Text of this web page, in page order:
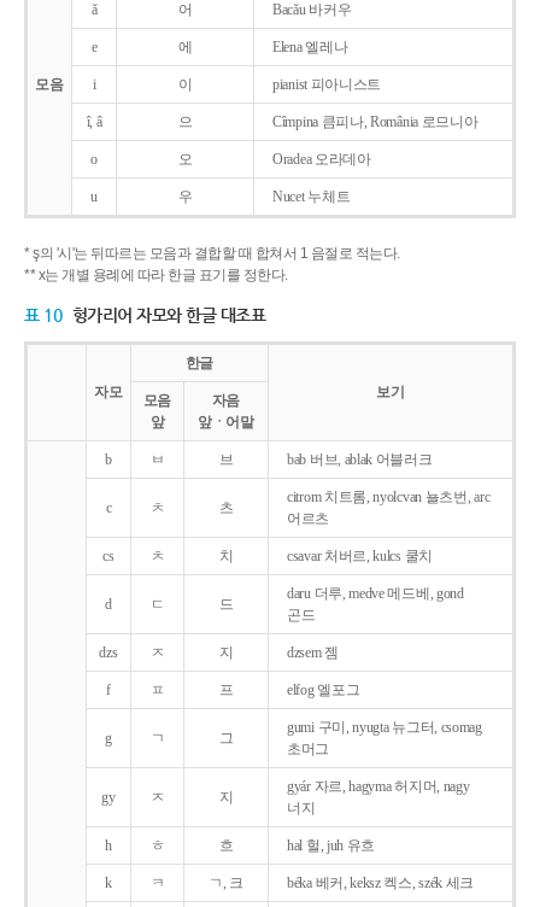
모음
ǎ 어 Bacǎu 바커우
e 에 Elena 엘레나
i 이 pianist 피아니스트
î, â 으 Cîmpina 큼피나, România 로므니아
o 오 Oradea 오라데아
u 우 Nucet 누체트
* ş의 '시'는 뒤따르는 모음과 결합할 때 합쳐서 1 음절로 적는다.
** x는 개별 용례에 따라 한글 표기를 정한다.
표 10 헝가리어 자모와 한글 대조표
자모
한글
보기
모음
앞
자음
앞ㆍ어말
b ㅂ 브 bab 버브, ablak 어블러크
c ㅊ 츠
citrom 치트롬, nyolcvan 뇰츠번, arc
어르츠
cs ㅊ 치 csavar 처버르, kulcs 쿨치
d ㄷ 드
daru 더루, medve 메드베, gond
곤드
dzs ㅈ 지 dzsem 젬
f ㅍ 프 elfog 엘포그
g ㄱ 그
gumi 구미, nyugta 뉴그터, csomag
초머그
gy ㅈ 지
gyár 자르, hagyma 허지머, nagy
너지
h ㅎ 흐 hal 헐, juh 유흐
k ㅋ ㄱ, 크 béka 베커, keksz 켁스, szék 세크